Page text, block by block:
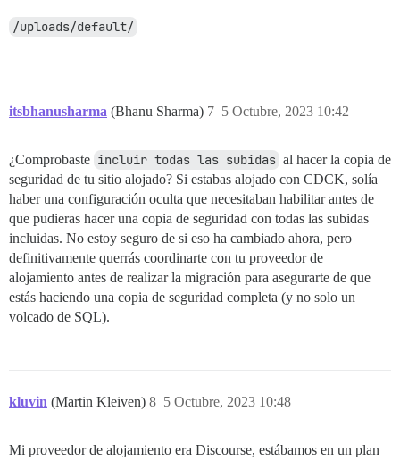
/uploads/default/
itsbhanusharma (Bhanu Sharma) 5 Octubre, 2023 10:42
7
¿Comprobaste incluir todas las subidas al hacer la copia de
seguridad de tu sitio alojado? Si estabas alojado con CDCK, solía
haber una configuración oculta que necesitaban habilitar antes de
que pudieras hacer una copia de seguridad con todas las subidas
incluidas. No estoy seguro de si eso ha cambiado ahora, pero
definitivamente querrás coordinarte con tu proveedor de
alojamiento antes de realizar la migración para asegurarte de que
estás haciendo una copia de seguridad completa (y no solo un
volcado de SQL).
kluvin (Martin Kleiven) 5 Octubre, 2023 10:48
8
Mi proveedor de alojamiento era Discourse, estábamos en un plan